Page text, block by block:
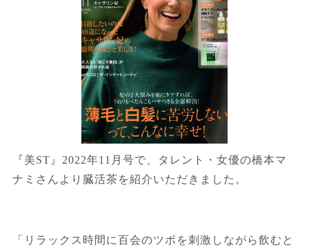
『美ST』2022年11月号で、タレント・女優の橋本マ
ナミさんより臓活茶を紹介いただきました。
「リラックス時間に百会のツボを刺激しながら飲むと